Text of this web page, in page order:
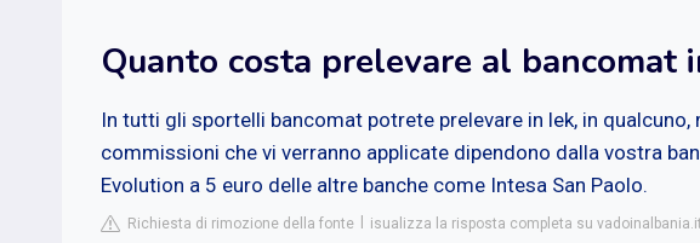
Quanto costa prelevare al bancomat
In tutti gli sportelli bancomat potrete prelevare in lek, in
commissioni che vi verranno applicate dipendono dalla vostra
Evolution a 5 euro delle altre banche come Intesa San Paolo.
Richiesta di rimozione della fonte isualizza la risposta completa su vadoinalbania.it